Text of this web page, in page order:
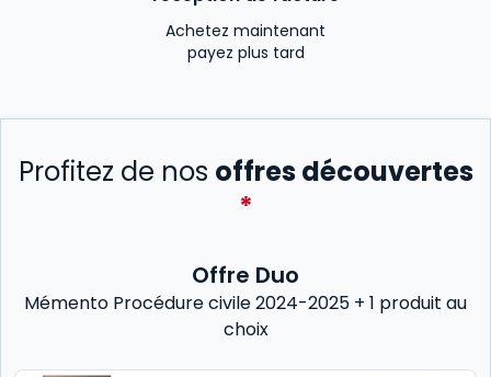
Achetez maintenant
payez plus tard
Profitez de nos offres découvertes
*
Offre Duo
Mémento Procédure civile 2024-2025 + 1 produit au
choix